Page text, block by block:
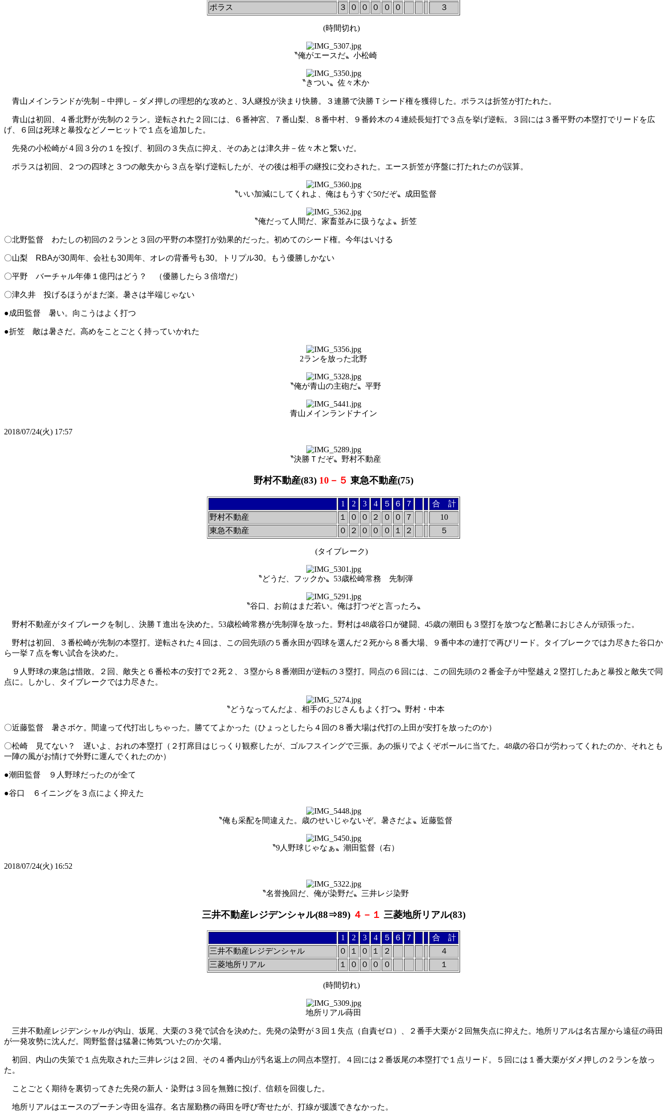
ポラス
３ ０ ０ ０ ０ ０ ３
(時間切れ)
〝俺がエースだ〟小松崎
〝きつい〟佐々木か
青山メインランドが先制－中押し－ダメ押しの理想的な攻めと、 3人継投が決まり快勝。３連勝で決勝Ｔシード権を獲得した。ポラスは折笠が打たれた。
青山は初回、４番北野が先制の２ラン。逆転された２回には、６番神宮、７番山梨、８番中村、９番鈴木の４連続長短打で３点を挙げ逆転。３回には３番平野の本塁打でリードを広
げ、６回は死球と暴投などノーヒットで１点を追加した。
先発の小松崎が４回３分の１を投げ、初回の３失点に抑え、そのあとは津久井－佐々木と繋いだ。
ポラスは初回、２つの四球と３つの敵失から３点を挙げ逆転したが、その後は相手の継投に交わされた。エース折笠が序盤に打たれたのが誤算。
〝いい加減にしてくれよ、俺はもうすぐ50だぞ〟成田監督
〝俺だって人間だ、家畜並みに扱うなよ〟折笠
〇北野監督 わたしの初回の２ランと３回の平野の本塁打が効果的だった。初めてのシード権。今年はいける
〇山梨 RBAが30周年、会社も30周年、オレの背番号も30。トリプル30。もう優勝しかない
〇平野 バーチャル年俸１億円はどう？ （優勝したら３倍増だ）
〇津久井 投げるほうがまだ楽。暑さは半端じゃない
●成田監督 暑い。向こうはよく打つ
●折笠 敵は暑さだ。高めをことごとく持っていかれた
2ランを放った北野
〝俺が青山の主砲だ〟平野
青山メインランドナイン
2018/07/24(火) 17:57
〝決勝Ｔだぞ〟野村不動産
野村不動産(83) 10－５ 東急不動産(75)
1 2 3 4 ５ ６ ７
合 計
野村不動産
１ ０ ０ ２ ０ ０ ７
10
東急不動産
０ ２ ０ ０ ０ １ ２ ５
(タイブレーク)
〝どうだ、フックか〟53歳松崎常務 先制弾
〝谷口、お前はまだ若い。俺は打つぞと言ったろ〟
野村不動産がタイブレークを制し、決勝Ｔ進出を決めた。53歳松崎常務が先制弾を放った。野村は48歳谷口が健闘、45歳の潮田も３塁打を放つなど酷暑におじさんが頑張った。
野村は初回、３番松崎が先制の本塁打。逆転された４回は、この回先頭の５番永田が四球を選んだ２死から８番大場、９番中本の連打で再びリード。タイブレークでは力尽きた谷口か
ら一挙７点を奪い試合を決めた。
９人野球の東急は惜敗。２回、敵失と６番松本の安打で２死２、３塁から８番潮田が逆転の３塁打。同点の６回には、この回先頭の２番金子が中堅越え２塁打したあと暴投と敵失で同
点に。しかし、タイブレークでは力尽きた。
〝どうなってんだよ、相手のおじさんもよく打つ〟野村・中本
〇近藤監督 暑さボケ。間違って代打出しちゃった。勝ててよかった（ひょっとしたら４回の８番大場は代打の上田が安打を放ったのか）
〇松崎 見てない？ 遅いよ、おれの本塁打（２打席目はじっくり観察したが、ゴルフスイングで三振。あの振りでよくぞボールに当てた。48歳の谷口が労わってくれたのか、それとも
一陣の風がお情けで外野に運んでくれたのか）
●潮田監督 ９人野球だったのが全て
●谷口 ６イニングを３点によく抑えた
〝俺も采配を間違えた。歳のせいじゃないぞ。暑さだよ〟近藤監督
〝9人野球じゃなぁ〟潮田監督（右）
2018/07/24(火) 16:52
〝名誉挽回だ、俺が染野だ〟三井レジ染野
三井不動産レジデンシャル(88⇒89) ４－１ 三菱地所リアル(83)
1 2 3 4 ５ ６ ７
合 計
三井不動産レジデンシャル
０ １ ０ １ ２
４
三菱地所リアル
１ ０ ０ ０ ０ １
(時間切れ)
地所リアル蒔田
三井不動産レジデンシャルが内山、坂尾、大栗の３発で試合を決めた。先発の染野が３回１失点（自責ゼロ）、２番手大栗が２回無失点に抑えた。地所リアルは名古屋から遠征の蒔田
が一発攻勢に沈んだ。岡野監督は猛暑に怖気ついたのか欠場。
初回、内山の失策で１点先取された三井レジは２回、その４番内山が汚名返上の同点本塁打。４回には２番坂尾の本塁打で１点リード。５回には１番大栗がダメ押しの２ランを放っ
た。
ことごとく期待を裏切ってきた先発の新人・染野は３回を無難に投げ、信頼を回復した。
地所リアルはエースのプーチン寺田を温存。名古屋勤務の蒔田を呼び寄せたが、打線が援護できなかった。